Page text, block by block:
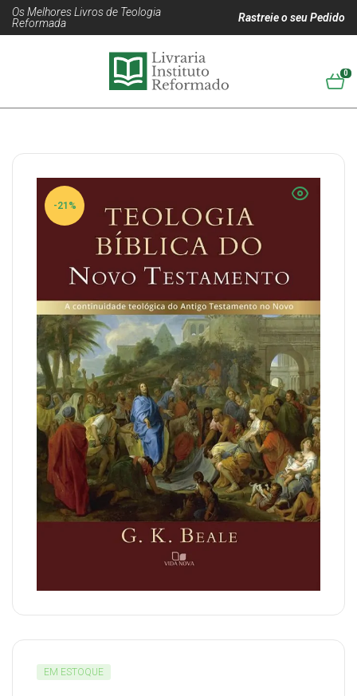
Os Melhores Livros de Teologia
Reformada
Rastreie o seu Pedido
0
-21%
EM ESTOQUE